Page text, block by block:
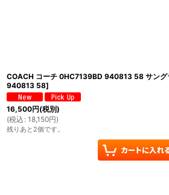
COACH コーチ 0HC7139BD 940813 58 サング
940813 58]
16,500円(税別)
(税込 : 18,150円)
残りあと2個です。